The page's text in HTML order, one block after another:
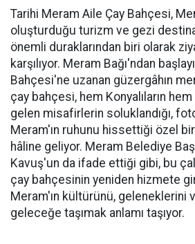
Tarihi Meram Aile Çay Bahçesi,
oluşturduğu turizm ve gezi
önemli duraklarından biri olarak
karşılıyor. Meram Bağı'ndan
Bahçesi'ne uzanan güzergâhın
çay bahçesi, hem Konyalıların hem
gelen misafirlerin soluklandığı,
Meram'ın ruhunu hissettiği özel
hâline geliyor. Meram Belediye
Kavuş'un da ifade ettiği gibi, bu
çay bahçesinin yeniden hizmete
Meram'ın kültürünü, geleneklerini
geleceğe taşımak anlamı taşıyor.